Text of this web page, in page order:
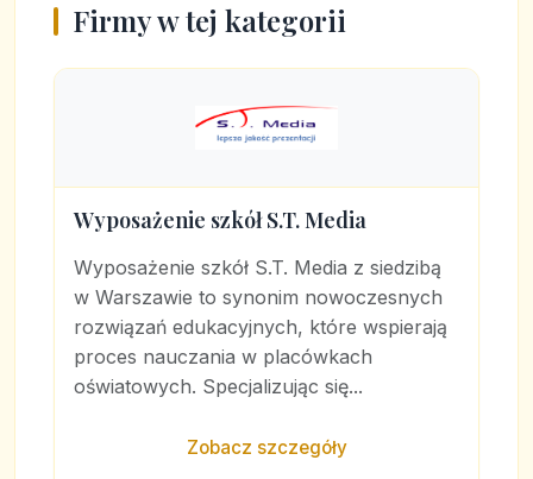
Firmy w tej kategorii
Wyposażenie szkół S.T. Media
Wyposażenie szkół S.T. Media z siedzibą
w Warszawie to synonim nowoczesnych
rozwiązań edukacyjnych, które wspierają
proces nauczania w placówkach
oświatowych. Specjalizując się...
Zobacz szczegóły